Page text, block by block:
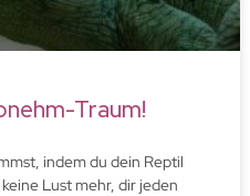
Traum!
indem du dein Reptil
Lust mehr, dir jeden